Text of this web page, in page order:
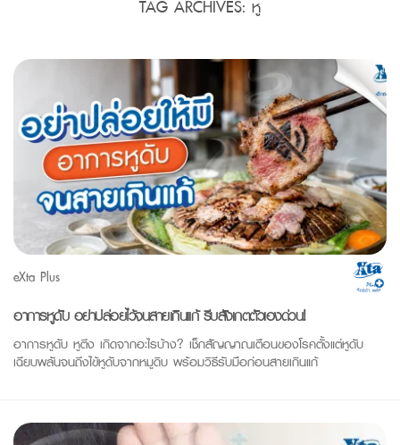
TAG ARCHIVES: หู
eXta Plus
อาการหูดับ อย่าปล่อยไว้จนสายเกินแก้ รีบสังเกตตัวเองด่วน!
อาการหูดับ หูตึง เกิดจากอะไรบ้าง? เช็กสัญญาณเตือนของโรคตั้งแต่หูดับ
เฉียบพลันจนถึงไข้หูดับจากหมูดิบ พร้อมวิธีรับมือก่อนสายเกินแก้